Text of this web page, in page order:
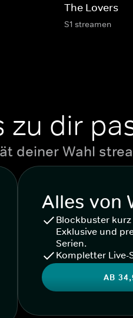
The Lovers
S1 streamen
zu dir
deiner Wahl
Alles von
Blockbuster
Exklusive und
Serien.
Kompletter Live-
AB